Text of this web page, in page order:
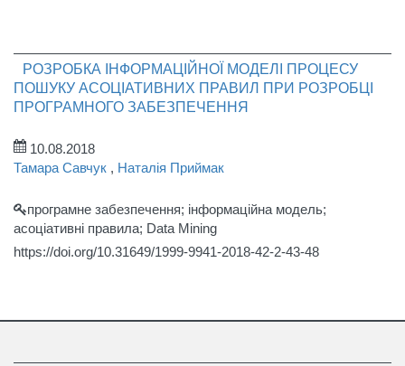
РОЗРОБКА ІНФОРМАЦІЙНОЇ МОДЕЛІ ПРОЦЕСУ
ПОШУКУ АСОЦІАТИВНИХ ПРАВИЛ ПРИ РОЗРОБЦІ
ПРОГРАМНОГО ЗАБЕЗПЕЧЕННЯ
10.08.2018
Тамара Савчук , Наталія Приймак
програмне забезпечення; інформаційна модель;
асоціативні правила; Data Mining
https://doi.org/10.31649/1999-9941-2018-42-2-43-48